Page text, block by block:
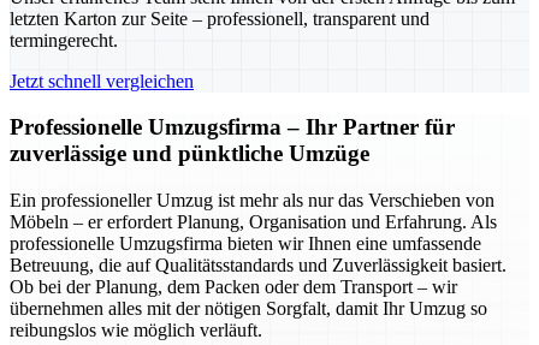
letzten Karton zur Seite – professionell, transparent und
termingerecht.
Jetzt schnell vergleichen
Professionelle Umzugsfirma – Ihr Partner für
zuverlässige und pünktliche Umzüge
Ein professioneller Umzug ist mehr als nur das Verschieben von
Möbeln – er erfordert Planung, Organisation und Erfahrung. Als
professionelle Umzugsfirma bieten wir Ihnen eine umfassende
Betreuung, die auf Qualitätsstandards und Zuverlässigkeit basiert.
Ob bei der Planung, dem Packen oder dem Transport – wir
übernehmen alles mit der nötigen Sorgfalt, damit Ihr Umzug so
reibungslos wie möglich verläuft.